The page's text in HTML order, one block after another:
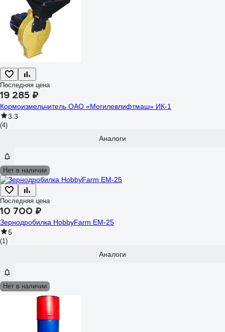
Последняя цена
19 285 ₽
Кормоизмельчитель ОАО «Могилевлифтмаш» ИК-1
3.3
(4)
Аналоги
Нет в наличии
Последняя цена
10 700 ₽
Зернодробилка HobbyFarm EM-25
5
(1)
Аналоги
Нет в наличии